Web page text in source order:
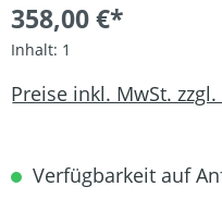
358,00 €*
Inhalt: 1
Preise inkl. MwSt.
Verfügbarkeit auf